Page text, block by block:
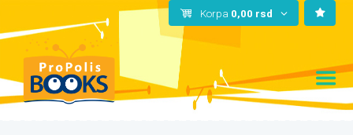
Korpa 0,00 rsd